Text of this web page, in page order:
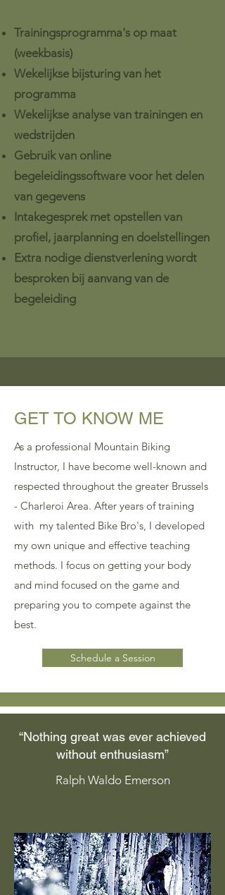
Trainingsprogramma's op maat
(weekbasis)
Wekelijkse bijsturing van het
programma
Wekelijkse analyse van trainingen en
wedstrijden
Gebruik van online
begeleidingssoftware voor het delen
van gegevens
Intakegesprek met opstellen van
profiel, jaarplanning en doelstellingen
Extra nodige dienstverlening wordt
besproken bij aanvang van de
begeleiding
GET TO KNOW ME
As a professional Mountain Biking
Instructor, I have become well-known and
respected throughout the greater Brussels
- Charleroi Area. After years of training
with my talented Bike Bro's, I developed
my own unique and effective teaching
methods. I focus on getting your body
and mind focused on the game and
preparing you to compete against the
best.
Schedule a Session
“Nothing great was ever achieved
without enthusiasm”
Ralph Waldo Emerson